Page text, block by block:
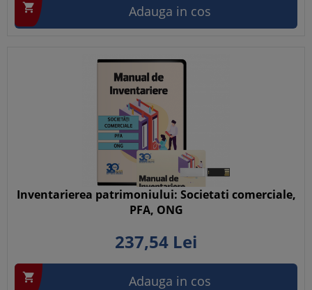
 Adauga in cos
Inventarierea patrimoniului: Societati comerciale,
PFA, ONG
237,54 Lei
 Adauga in cos